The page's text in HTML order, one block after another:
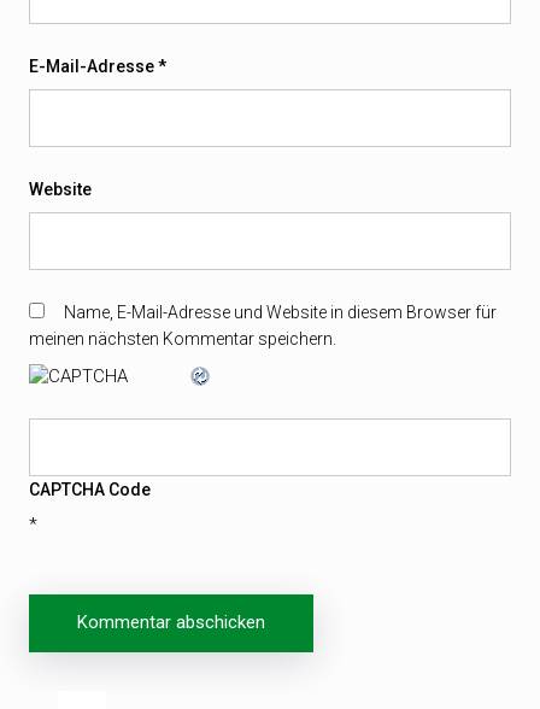
E-Mail-Adresse*
Website
Name, E-Mail-Adresse und Website in diesem Browser für
meinen nächsten Kommentar speichern.
CAPTCHA Code
*